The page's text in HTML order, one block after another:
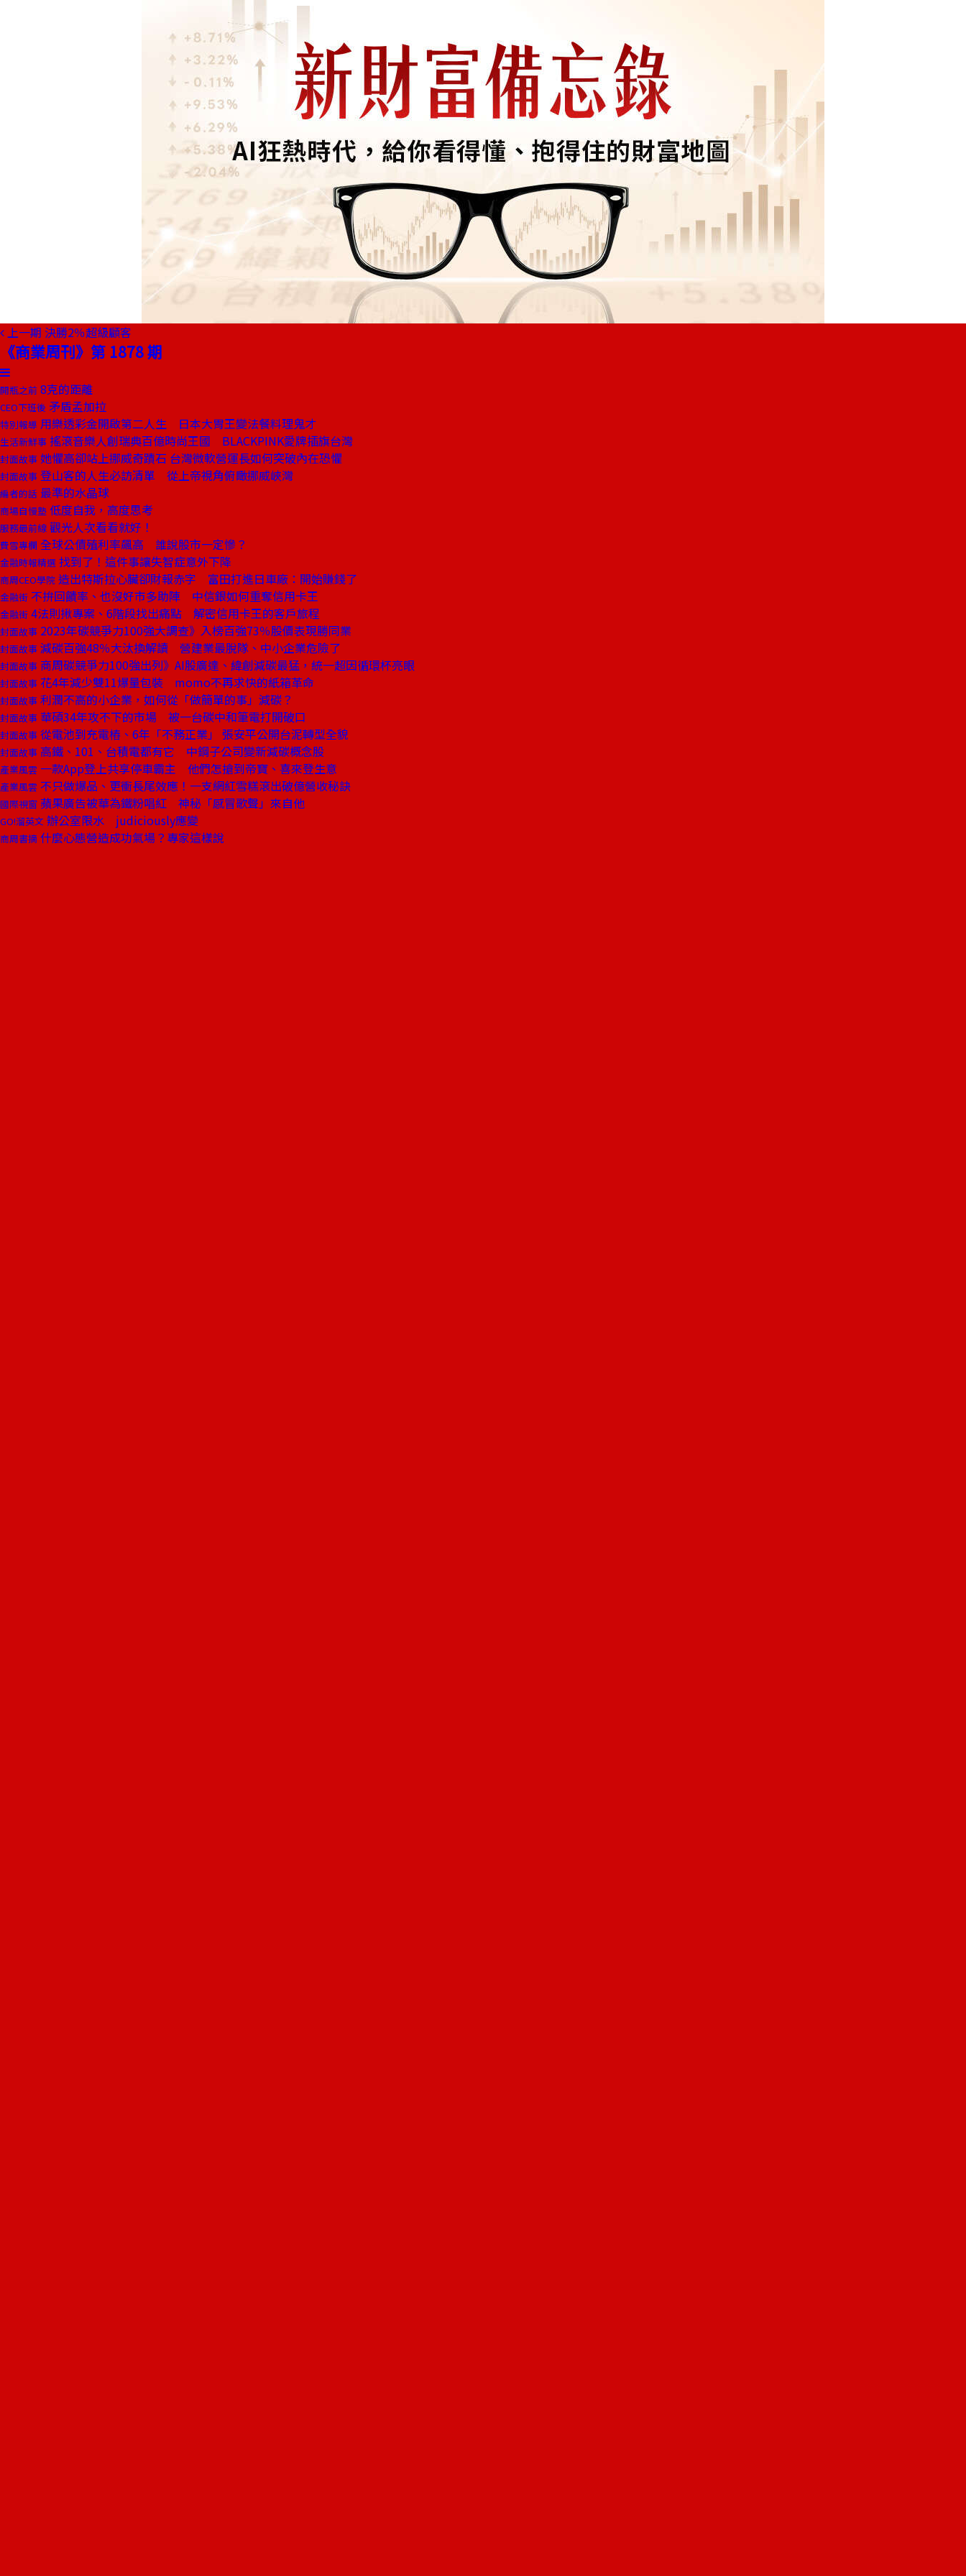
上一期 決勝2％超級顧客
《商業周刊》第 1878 期
開瓶之前 8克的距離
CEO下班後 矛盾孟加拉
特別報導 用樂透彩金開啟第二人生 日本大胃王變法餐料理鬼才
生活新鮮事 搖滾音樂人創瑞典百億時尚王國 BLACKPINK愛牌插旗台灣
封面故事 她懼高卻站上挪威奇蹟石 台灣微軟營運長如何突破內在恐懼
封面故事 登山客的人生必訪清單 從上帝視角俯瞰挪威峽灣
編者的話 最準的水晶球
商場自慢塾 低度自我，高度思考
服務最前線 觀光人次看看就好！
費雪專欄 全球公債殖利率飆高 誰說股市一定慘？
金融時報精選 找到了！這件事讓失智症意外下降
商周CEO學院 造出特斯拉心臟卻財報赤字 富田打進日車廠：開始賺錢了
金融街 不拚回饋率、也沒好市多助陣 中信銀如何重奪信用卡王
金融街 4法則揪專案、6階段找出痛點 解密信用卡王的客戶旅程
封面故事 2023年碳競爭力100強大調查》入榜百強73％股價表現勝同業
封面故事 減碳百強48％大汰換解讀 營建業最脫隊、中小企業危險了
封面故事 商周碳競爭力100強出列》AI股廣達、緯創減碳最猛，統一超因循環杯亮眼
封面故事 花4年減少雙11爆量包裝 momo不再求快的紙箱革命
封面故事 利潤不高的小企業，如何從「做簡單的事」減碳？
封面故事 華碩34年攻不下的市場 被一台碳中和筆電打開破口
封面故事 從電池到充電樁、6年「不務正業」 張安平公開台泥轉型全貌
封面故事 高鐵、101、台積電都有它 中鋼子公司變新減碳概念股
產業風雲 一款App登上共享停車霸主 他們怎搶到帝寶、喜來登生意
產業風雲 不只做爆品、更衝長尾效應！一支網紅雪糕滾出破億營收秘訣
國際視窗 蘋果廣告被華為鐵粉唱紅 神秘「感冒歌聲」來自他
GO!溜英文 辦公室限水 judiciously應變
商周書摘 什麼心態營造成功氣場？專家這樣說